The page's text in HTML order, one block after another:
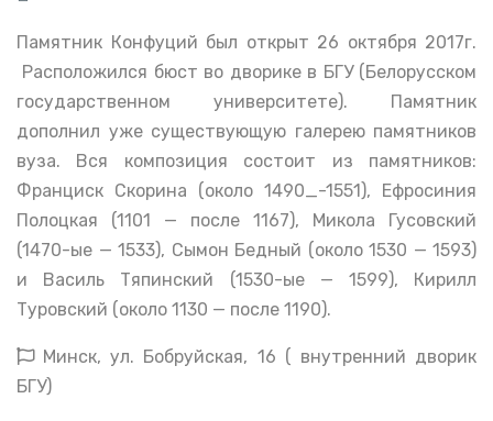
Памятник Конфуций был открыт 26 октября 2017г.
Расположился бюст во дворике в БГУ (Белорусском
государственном университете). Памятник
дополнил уже существующую галерею памятников
вуза. Вся композиция состоит из памятников:
Франциск Скорина (около 1490_-1551), Ефросиния
Полоцкая (1101 — после 1167), Микола Гусовский
(1470-ые — 1533), Сымон Бедный (около 1530 — 1593)
и Василь Тяпинский (1530-ые — 1599), Кирилл
Туровский (около 1130 — после 1190).
Минск, ул. Бобруйская, 16 ( внутренний дворик
БГУ)